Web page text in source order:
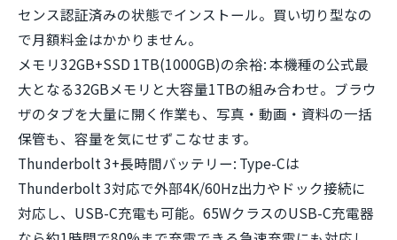
センス認証済みの状態でインストール。買い切り型なの
で月額料金はかかりません。
メモリ32GB+SSD 1TB(1000GB)の余裕:本機種の公式最
大となる32GBメモリと大容量1TBの組み合わせ。ブラウ
ザのタブを大量に開く作業も、写真・動画・資料の一括
保管も、容量を気にせずこなせます。
Thunderbolt 3+長時間バッテリー: Type-Cは
Thunderbolt 3対応で外部4K/60Hz出力やドック接続に
対応し、USB-C充電も可能。65WクラスのUSB-C充電器